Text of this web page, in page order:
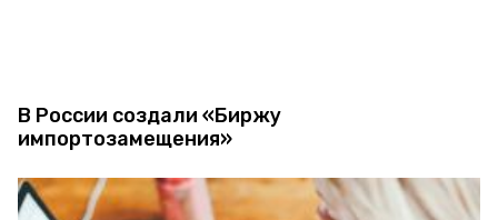
В России создали «Биржу
импортозамещения»